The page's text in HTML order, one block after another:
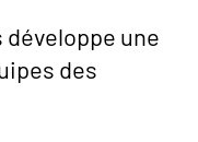
développe une
des